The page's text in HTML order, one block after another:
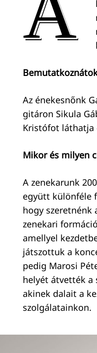
Az énekesnőnk
gitáron Sikula
Kristófot láthatja
Mikor és milyen
A zenekarunk
együtt különféle
hogy szeretnénk
zenekari
amellyel
játszottuk a
pedig Marosi
helyét átvették a
akinek dalait a
szolgálatainkon.